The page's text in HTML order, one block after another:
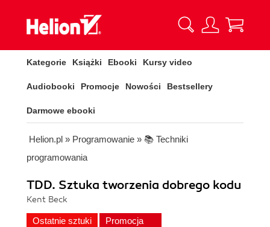
Kategorie Książki Ebooki Kursy video
Audiobooki Promocje Nowości Bestsellery
Darmowe ebooki
Helion.pl » Programowanie » 📚 Techniki
programowania
TDD. Sztuka tworzenia dobrego kodu
Kent Beck
Ostatnie sztuki Promocja